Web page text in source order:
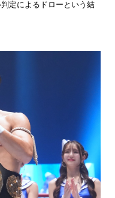
定によるドローという結